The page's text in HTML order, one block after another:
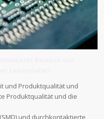
und Produktqualität und
Produktqualität und die
und durchkontaktierte